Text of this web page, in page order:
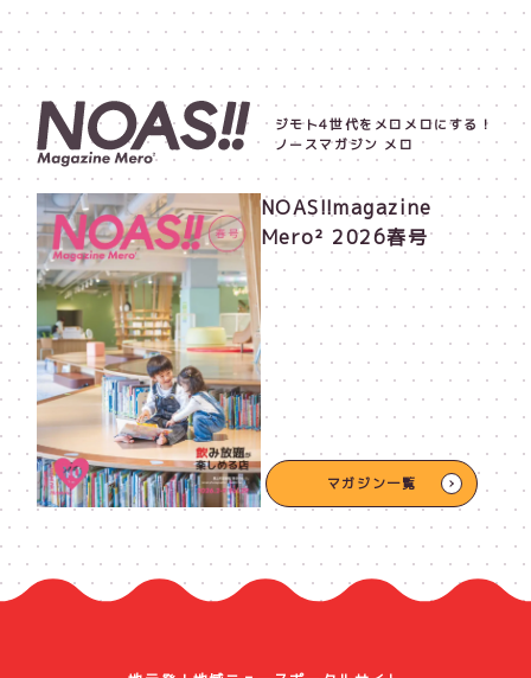
ジモト4世代をメロメロにする！
ノースマガジン メロ
NOAS!!magazine
Mero² 2026春号
マガジン一覧